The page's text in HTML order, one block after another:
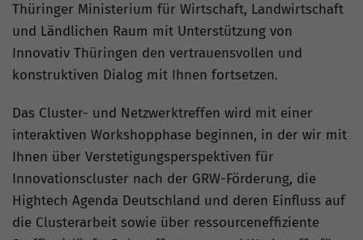
Thüringer Ministerium für Wirtschaft, Landwirtschaft
und Ländlichen Raum mit Unterstützung von
Innovativ Thüringen den vertrauensvollen und
konstruktiven Dialog mit Ihnen fortsetzen.
Das Cluster- und Netzwerktreffen wird mit einer
interaktiven Workshopphase beginnen, in der wir mit
Ihnen über Verstetigungsperspektiven für
Innovationscluster nach der GRW-Förderung, die
Hightech Agenda Deutschland und deren Einfluss auf
die Clusterarbeit sowie über ressourceneffiziente